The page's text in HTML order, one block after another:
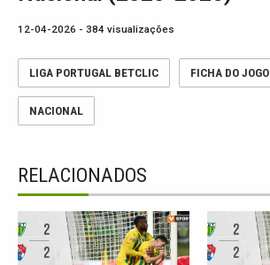
12-04-2026 - 384 visualizações
LIGA PORTUGAL BETCLIC FICHA DO JOGO
NACIONAL
RELACIONADOS